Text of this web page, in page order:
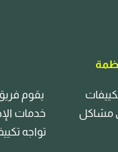
مشاكل
يقوم
خدمات
تواجه